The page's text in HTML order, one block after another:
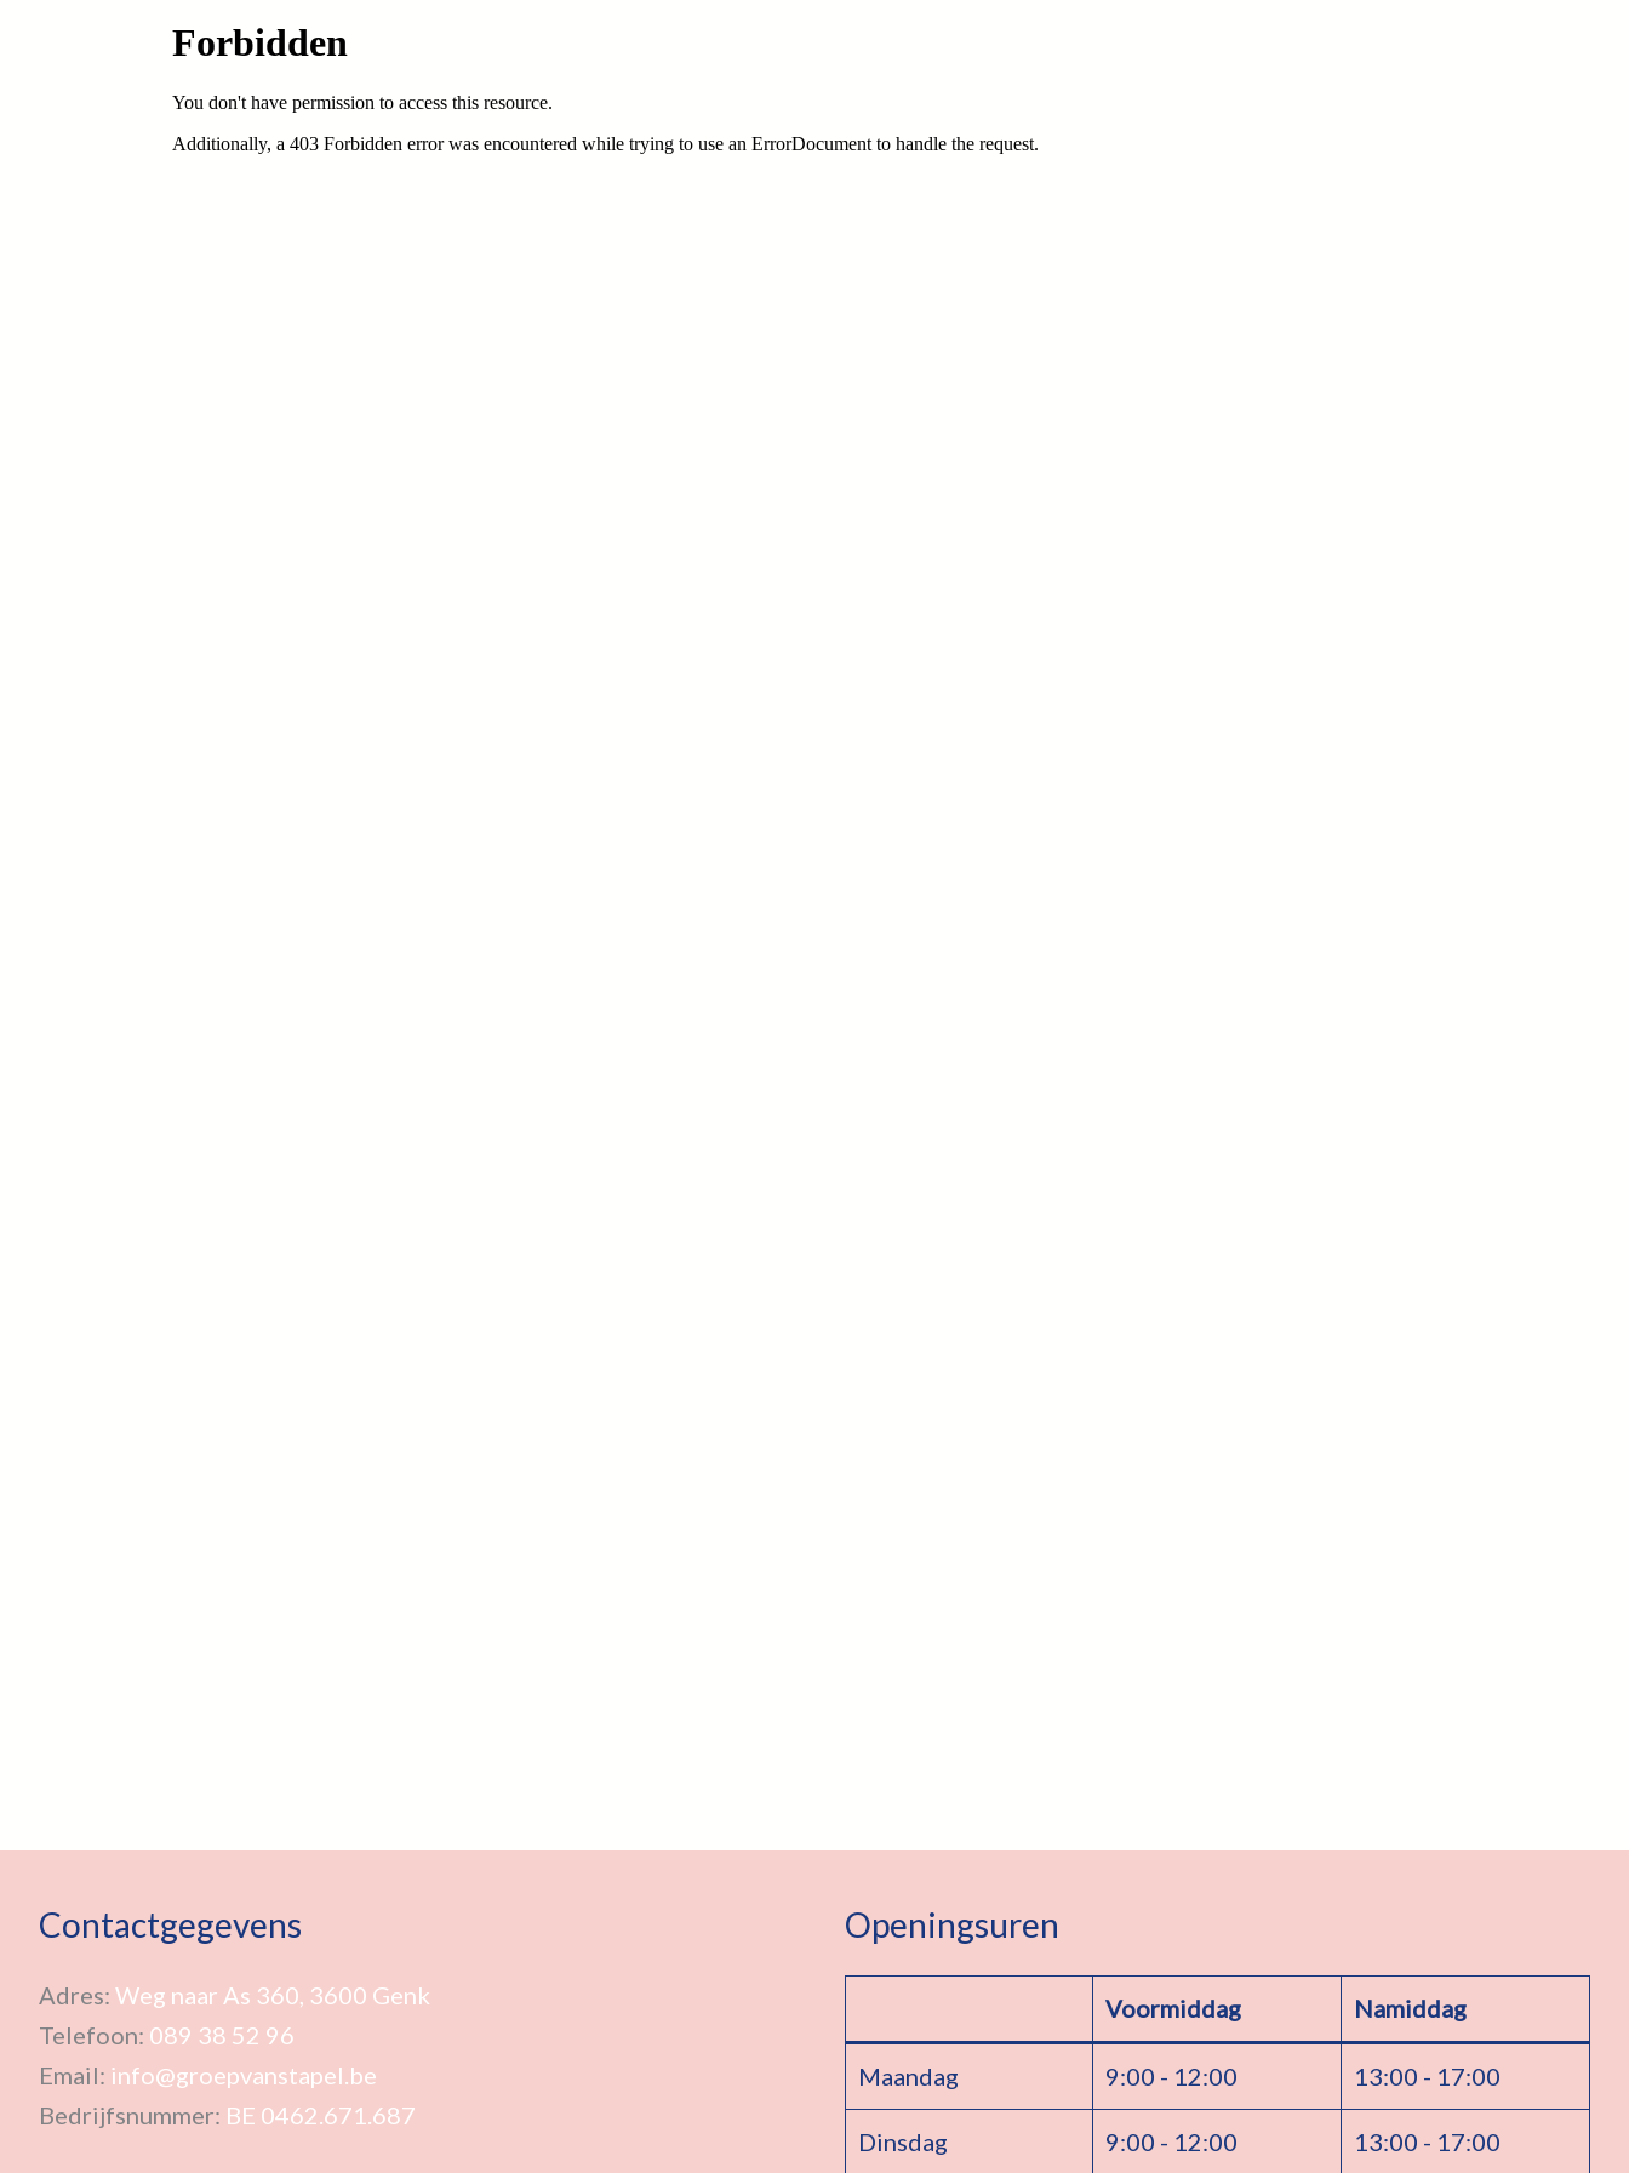
Contactgegevens
Adres: Weg naar As 360, 3600 Genk
Telefoon: 089 38 52 96
Email: info@groepvanstapel.be
Bedrijfsnummer: BE 0462.671.687
Openingsuren
Voormiddag Namiddag
Maandag 9:00 - 12:00 13:00 - 17:00
Dinsdag 9:00 - 12:00 13:00 - 17:00